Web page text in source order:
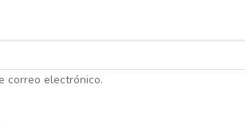
correo electrónico.